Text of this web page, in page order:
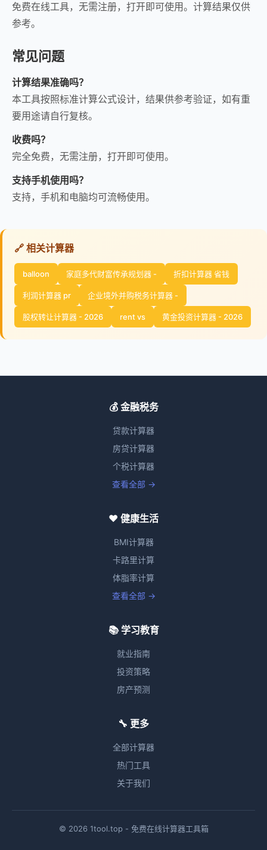
免费在线工具，无需注册，打开即可使用。计算结果仅供
参考。
常见问题
计算结果准确吗？
本工具按照标准计算公式设计，结果供参考验证，如有重
要用途请自行复核。
收费吗？
完全免费，无需注册，打开即可使用。
支持手机使用吗？
支持，手机和电脑均可流畅使用。
🔗 相关计算器
balloon 家庭多代财富传承规划器 - 折扣计算器 省钱
利润计算器 pr 企业境外并购税务计算器 -
股权转让计算器 - 2026 rent vs 黄金投资计算器 - 2026
💰 金融税务
贷款计算器
房贷计算器
个税计算器
查看全部 →
❤️ 健康生活
BMI计算器
卡路里计算
体脂率计算
查看全部 →
📚 学习教育
就业指南
投资策略
房产预测
🔧 更多
全部计算器
热门工具
关于我们
© 2026 1tool.top - 免费在线计算器工具箱